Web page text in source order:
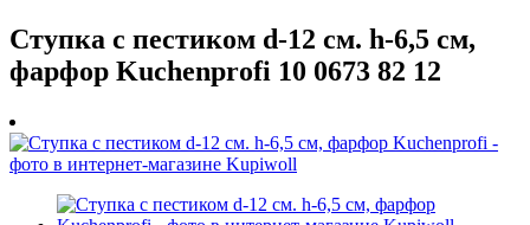
Ступка с пестиком d-12 см. h-6,5 см,
фарфор Kuchenprofi 10 0673 82 12